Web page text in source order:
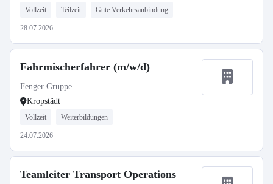
Vollzeit Teilzeit Gute Verkehrsanbindung
28.07.2026
Fahrmischerfahrer (m/w/d)
Fenger Gruppe
Kropstädt
Vollzeit Weiterbildungen
24.07.2026
Teamleiter Transport Operations